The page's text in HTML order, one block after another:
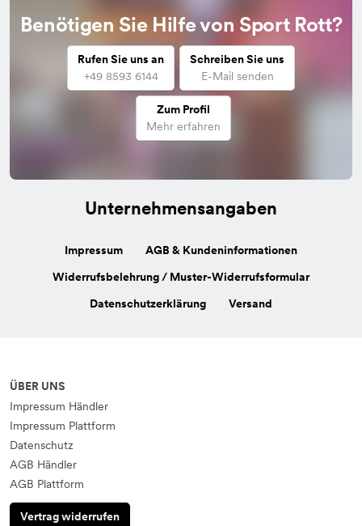
Benötigen Sie Hilfe von Sport Rott?
Rufen Sie uns an
+49 8593 6144
Schreiben Sie uns
E-Mail senden
Zum Profil
Mehr erfahren
Unternehmensangaben
Impressum
AGB & Kundeninformationen
Widerrufsbelehrung / Muster-Widerrufsformular
Datenschutzerklärung
Versand
ÜBER UNS
Impressum Händler
Impressum Plattform
Datenschutz
AGB Händler
AGB Plattform
Vertrag widerrufen